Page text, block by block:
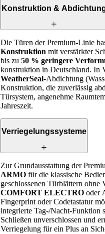
Konstruktion &
Die Türen der Premium-Linie
Konstruktion mit verstärkter
bis zu 50 % geringere
konstruktion in Deutschland. In
WeatherSeal-Abdichtung
Konstruktion, die zuverlässig
Türsystem, angenehme
Jahreszeit.
Verriegelungssysteme
Zur Grundausstattung der
ARMO für die klassische
geschlossenen Türblättern
COMFORT ELECTRO oder
Fingerprint oder Codetastatur
integrierte Tag-/Nacht-Funktion
Schließen unverschlossen und
Verriegelung für ein Plus an